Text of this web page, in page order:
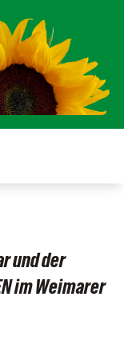
und der
im Weimarer